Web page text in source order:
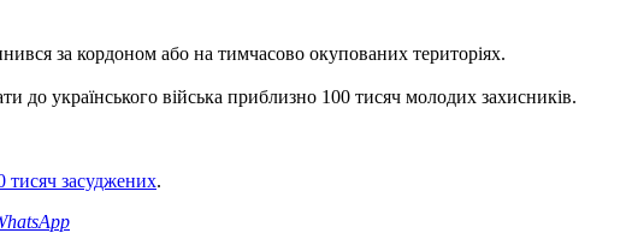
за кордоном або на тимчасово окупованих територіях.
українського війська приблизно 100 тисяч молодих захисників.
тисяч засуджених.